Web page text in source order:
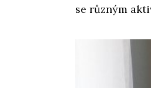
se různým